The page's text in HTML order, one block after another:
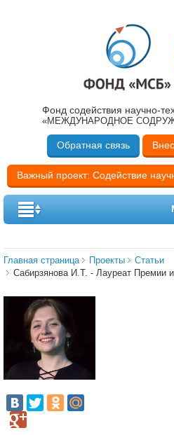
Фонд содействия научно-
«МЕЖДУНАРОДНОЕ
Обратная связь
Важный проект: Содействие
Главная страница Проекты
Cтатьи
Сабирзянова И.Т. - Лауреат Премии